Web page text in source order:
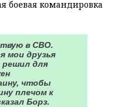
боевая командировка
в СВО.
мои друзья
решил для
чтобы
плечом к
Борз.